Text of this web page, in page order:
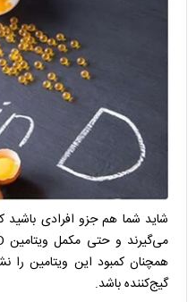
شاید شما هم جزو افرادی
همچنان کمبود این ویتامین
گیج‌کننده باشد.